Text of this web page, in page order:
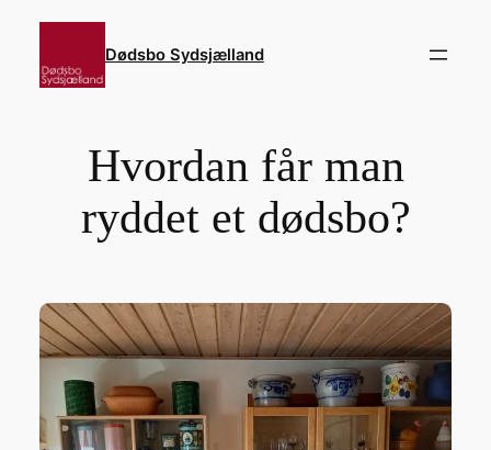
indhold
Dødsbo Sydsjælland
Hvordan får man
ryddet et dødsbo?